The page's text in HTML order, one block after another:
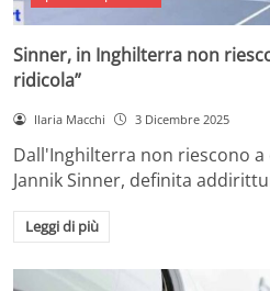
Sinner, in Inghilterra non
ridicola”
Ilaria Macchi 3 Dicembre 2025
Dall'Inghilterra non riescono
Jannik Sinner, definita
Leggi di più